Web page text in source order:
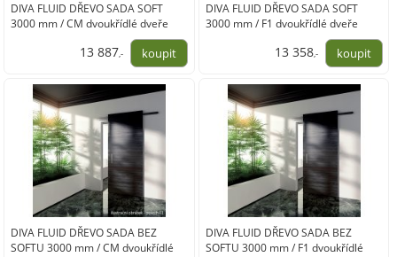
DIVA FLUID DŘEVO SADA SOFT
3000 mm / CM dvoukřídlé dveře
13 887,-
11 477,00
DIVA FLUID DŘEVO SADA SOFT
3000 mm / F1 dvoukřídlé dveře
13 358,-
11 040,00
DIVA FLUID DŘEVO SADA BEZ
SOFTU 3000 mm / CM dvoukřídlé
DIVA FLUID DŘEVO SADA BEZ
SOFTU 3000 mm / F1 dvoukřídlé